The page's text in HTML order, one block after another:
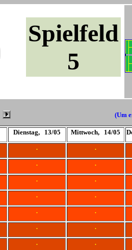
Spielfeld
5
(Um
Dienstag, 13/05 Mittwoch, 14/05
. .
. .
. .
. .
. .
. .
. .